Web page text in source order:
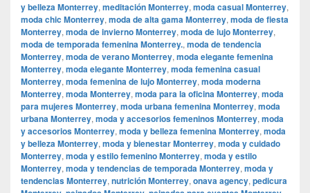
y belleza Monterrey, meditación Monterrey, moda casual Monterrey,
moda chic Monterrey, moda de alta gama Monterrey, moda de fiesta
Monterrey, moda de invierno Monterrey, moda de lujo Monterrey,
moda de temporada femenina Monterrey., moda de tendencia
Monterrey, moda de verano Monterrey, moda elegante femenina
Monterrey, moda elegante Monterrey, moda femenina casual
Monterrey, moda femenina de lujo Monterrey, moda moderna
Monterrey, moda Monterrey, moda para la oficina Monterrey, moda
para mujeres Monterrey, moda urbana femenina Monterrey, moda
urbana Monterrey, moda y accesorios femeninos Monterrey, moda
y accesorios Monterrey, moda y belleza femenina Monterrey, moda
y belleza Monterrey, moda y bienestar Monterrey, moda y cuidado
Monterrey, moda y estilo femenino Monterrey, moda y estilo
Monterrey, moda y tendencias de temporada Monterrey, moda y
tendencias Monterrey, nutrición Monterrey, onava agency, pedicura